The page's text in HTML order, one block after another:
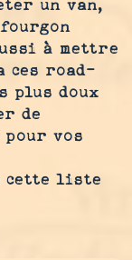
un van,
à mettre
ces road-
plus doux
de
vos
cette liste